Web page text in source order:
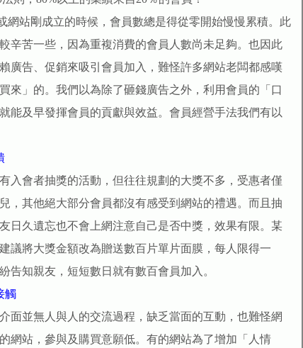
站剛成立的時候，會員數總是得從零開始慢慢累積。此
辛苦一些，因為重複消費的會員人數尚未足夠。也因此
廣告、促銷來吸引會員加入，難怪許多網站老闆都感嘆
來」的。我們以為除了砸錢廣告之外，利用會員的「口
能及早發揮會員的貢獻與效益。會員經營手法我們有以
會者抽獎的活動，但往往規劃的大獎不多，受惠者僅
，其他絕大部分會員都沒有感受到網站的禮遇。而且抽
日久遺忘也不會上網注意自己是否中獎，效果有限。某
議將大獎金額改為贈送數百片單片面膜，每人限得一
告知親友，短短數日就有數百會員加入。
觸
並無人與人的交流過程，缺乏當面的互動，也難怪網
網站，參與及購買意願低。有的網站為了增加「人情